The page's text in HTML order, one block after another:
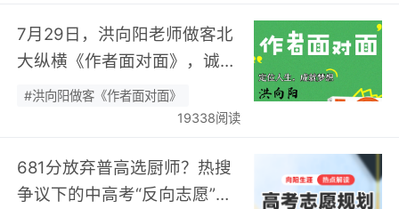
7月29日，洪向阳老师做客北
大纵横《作者面对面》，诚邀
您现场相聚！…
#洪向阳做客《作者面对面》
19338阅读
681分放弃普高选厨师？热搜
争议下的中高考“反向志愿”